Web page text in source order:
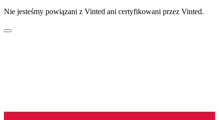
Nie jesteśmy powiązani z Vinted ani certyfikowani przez Vinted.